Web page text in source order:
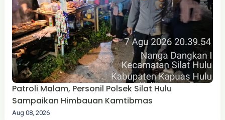
Patroli Malam, Personil Polsek Silat Hulu
Sampaikan Himbauan Kamtibmas
Aug 08, 2026